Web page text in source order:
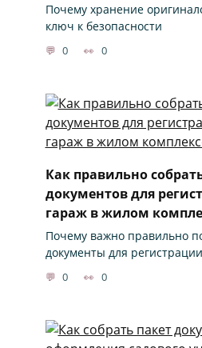
Почему хранение
ключ к безопасности
0 0
Как правильно
документов для
гараж в жилом
Почему важно правильно
документы для регистрации
0 0